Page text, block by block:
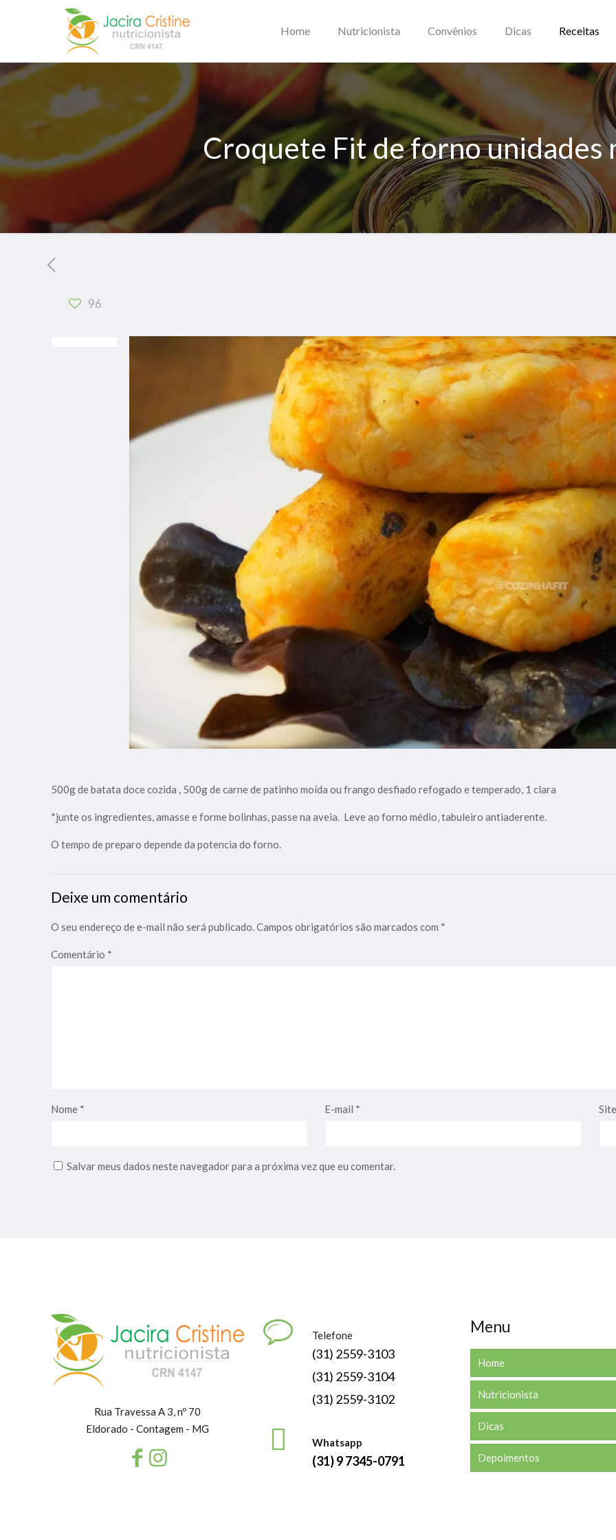
Home Nutricionista Convênios Dicas Receitas
Croquete Fit de forno unidades
96
500g de batata doce cozida , 500g de carne de patinho moída ou frango desfiado refogado e temperado, 1 clara
*junte os ingredientes, amasse e forme bolinhas, passe na aveia. Leve ao forno médio, tabuleiro antiaderente.
O tempo de preparo depende da potencia do forno.
Deixe um comentário
O seu endereço de e-mail não será publicado.Campos obrigatórios são marcados com *
Comentário *
Nome * E-mail * Site
Salvar meus dados neste navegador para a próxima vez que eu comentar.
Rua Travessa A 3, nº 70
Eldorado - Contagem - MG
Telefone
(31) 2559-3103
(31) 2559-3104
(31) 2559-3102
Whatsapp
(31) 9 7345-0791
Menu
Home
Nutricionista
Dicas
Depoimentos